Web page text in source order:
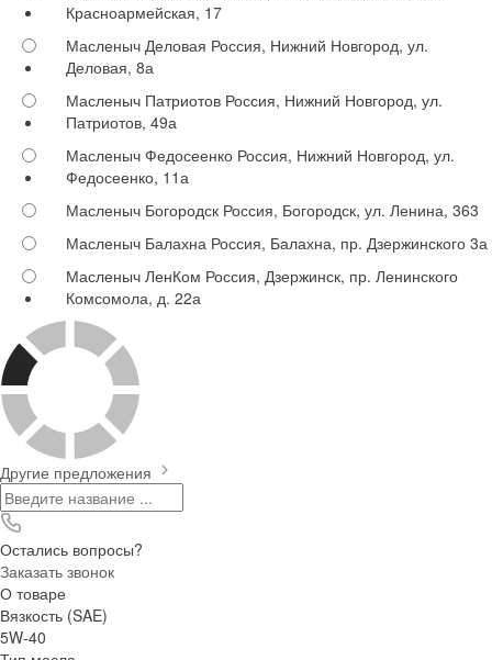
Красноармейская, 17
Масленыч Деловая Россия, Нижний Новгород, ул.
Деловая, 8а
Масленыч Патриотов Россия, Нижний Новгород, ул.
Патриотов, 49а
Масленыч Федосеенко Россия, Нижний Новгород, ул.
Федосеенко, 11а
Масленыч Богородск Россия, Богородск, ул. Ленина, 363
Масленыч Балахна Россия, Балахна, пр. Дзержинского 3а
Масленыч ЛенКом Россия, Дзержинск, пр. Ленинского
Комсомола, д. 22а
Другие предложения
Остались вопросы?
Заказать звонок
О товаре
Вязкость (SAE)
5W-40